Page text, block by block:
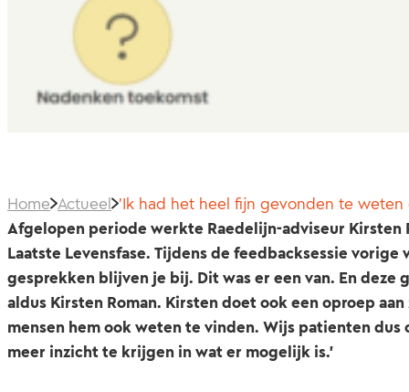
Home Actueel 'Ik had het heel fijn gevonden te
Afgelopen periode werkte Raedelijn-adviseur
Laatste Levensfase. Tijdens de feedbacksessie
gesprekken blijven je bij. Dit was er een van. En
aldus Kirsten Roman. Kirsten doet ook een oproep
mensen hem ook weten te vinden. Wijs patienten
meer inzicht te krijgen in wat er mogelijk is.'